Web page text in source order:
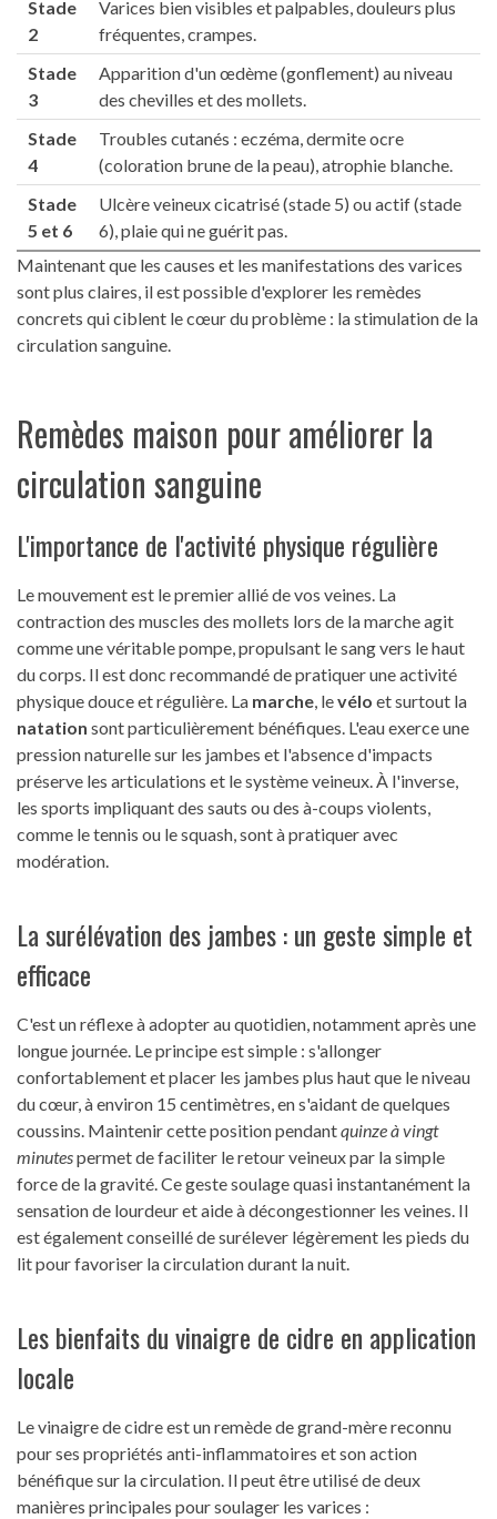
Stade
2
Varices bien visibles et palpables, douleurs plus
fréquentes, crampes.
Stade
3
Apparition d'un œdème (gonflement) au niveau
des chevilles et des mollets.
Stade
4
Troubles cutanés : eczéma, dermite ocre
(coloration brune de la peau), atrophie blanche.
Stade
5 et 6
Ulcère veineux cicatrisé (stade 5) ou actif (stade
6), plaie qui ne guérit pas.
Maintenant que les causes et les manifestations des varices
sont plus claires, il est possible d'explorer les remèdes
concrets qui ciblent le cœur du problème : la stimulation de la
circulation sanguine.
Remèdes maison pour améliorer la
circulation sanguine
L'importance de l'activité physique régulière
Le mouvement est le premier allié de vos veines. La
contraction des muscles des mollets lors de la marche agit
comme une véritable pompe, propulsant le sang vers le haut
du corps. Il est donc recommandé de pratiquer une activité
physique douce et régulière. La marche, levélo et surtout la
natation sont particulièrement bénéfiques. L'eau exerce une
pression naturelle sur les jambes et l'absence d'impacts
préserve les articulations et le système veineux. À l'inverse,
les sports impliquant des sauts ou des à-coups violents,
comme le tennis ou le squash, sont à pratiquer avec
modération.
La surélévation des jambes : un geste simple et
efficace
C'est un réflexe à adopter au quotidien, notamment après une
longue journée. Le principe est simple : s'allonger
confortablement et placer les jambes plus haut que le niveau
du cœur, à environ 15 centimètres, en s'aidant de quelques
coussins. Maintenir cette position pendantquinze à vingt
minutespermet de faciliter le retour veineux par la simple
force de la gravité. Ce geste soulage quasi instantanément la
sensation de lourdeur et aide à décongestionner les veines. Il
est également conseillé de surélever légèrement les pieds du
lit pour favoriser la circulation durant la nuit.
Les bienfaits du vinaigre de cidre en application
locale
Le vinaigre de cidre est un remède de grand-mère reconnu
pour ses propriétés anti-inflammatoires et son action
bénéfique sur la circulation. Il peut être utilisé de deux
manières principales pour soulager les varices :